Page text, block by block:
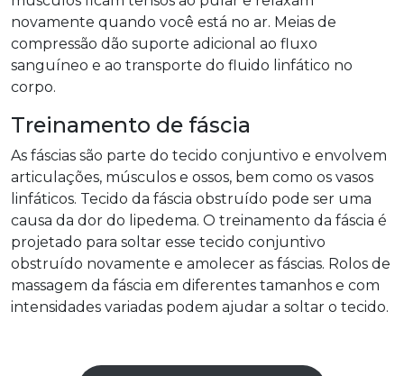
novamente quando você está no ar. Meias de
compressão dão suporte adicional ao fluxo
sanguíneo e ao transporte do fluido linfático no
corpo.
Treinamento de fáscia
As fáscias são parte do tecido conjuntivo e envolvem
articulações, músculos e ossos, bem como os vasos
linfáticos. Tecido da fáscia obstruído pode ser uma
causa da dor do lipedema. O treinamento da fáscia é
projetado para soltar esse tecido conjuntivo
obstruído novamente e amolecer as fáscias. Rolos de
massagem da fáscia em diferentes tamanhos e com
intensidades variadas podem ajudar a soltar o tecido.